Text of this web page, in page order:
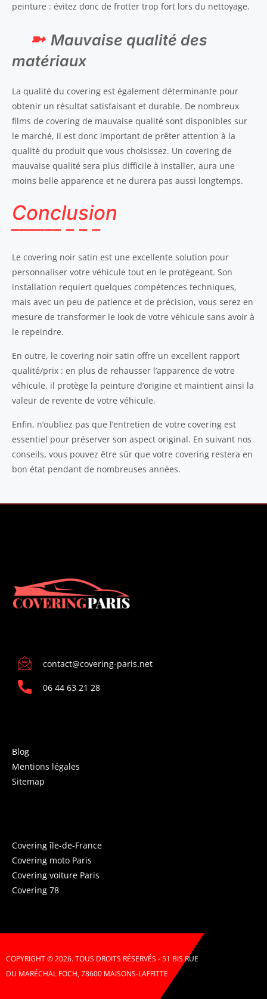
peinture : évitez donc de frotter trop fort lors du nettoyage.
Mauvaise qualité des
matériaux
La qualité du covering est également déterminante pour
obtenir un résultat satisfaisant et durable. De nombreux
films de covering de mauvaise qualité sont disponibles sur
le marché, il est donc important de prêter attention à la
qualité du produit que vous choisissez. Un covering de
mauvaise qualité sera plus difficile à installer, aura une
moins belle apparence et ne durera pas aussi longtemps.
Conclusion
Le covering noir satin est une excellente solution pour
personnaliser votre véhicule tout en le protégeant. Son
installation requiert quelques compétences techniques,
mais avec un peu de patience et de précision, vous serez en
mesure de transformer le look de votre véhicule sans avoir à
le repeindre.
En outre, le covering noir satin offre un excellent rapport
qualité/prix : en plus de rehausser l’apparence de votre
véhicule, il protège la peinture d’origine et maintient ainsi la
valeur de revente de votre véhicule.
Enfin, n’oubliez pas que l’entretien de votre covering est
essentiel pour préserver son aspect original. En suivant nos
conseils, vous pouvez être sûr que votre covering restera en
bon état pendant de nombreuses années.
contact@covering-paris.net
06 44 63 21 28
Blog
Mentions légales
Sitemap
Covering île-de-France
Covering moto Paris
Covering voiture Paris
Covering 78
COPYRIGHT © 2026. TOUS DROITS RÉSERVÉS - 51 BIS RUE
DU MARÉCHAL FOCH, 78600 MAISONS-LAFFITTE